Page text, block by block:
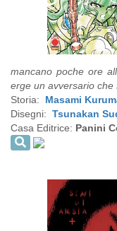
mancano poche ore
erge un avversario
Storia: Masami
Disegni: Tsunakan
Casa Editrice: Panini